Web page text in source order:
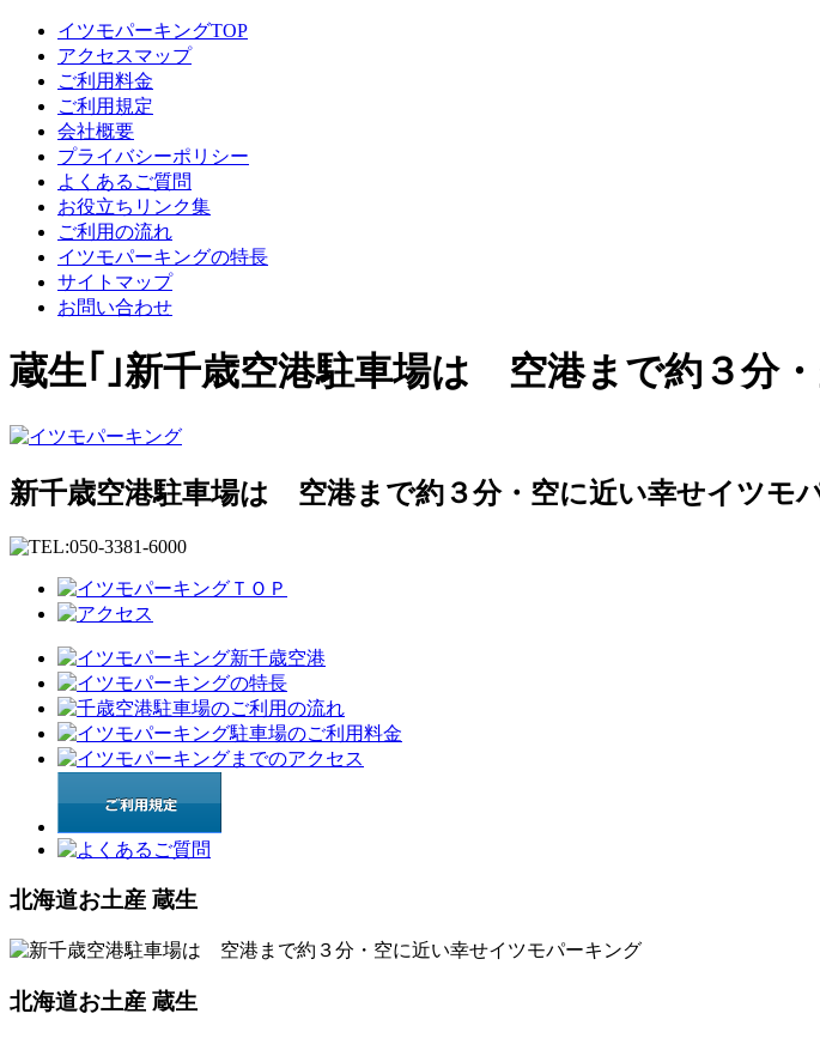
イツモパーキングTOP
アクセスマップ
ご利用料金
ご利用規定
会社概要
プライバシーポリシー
よくあるご質問
お役立ちリンク集
ご利用の流れ
イツモパーキングの特長
サイトマップ
お問い合わせ
蔵生｢｣新千歳空港駐車場は 空港まで約３分
新千歳空港駐車場は 空港まで約３分・空に近い幸せイツモ
北海道お土産 蔵生
北海道お土産 蔵生